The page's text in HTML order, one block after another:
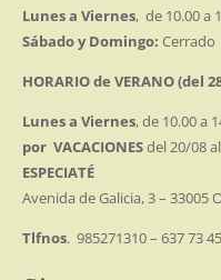
Lunes a Viernes, de 10.00 a
Sábado y Domingo: Cerrado
HORARIO de VERANO (del
Lunes a Viernes, de 10.00 a
por VACACIONESdel 20/08
ESPECIATÉ
Avenida de Galicia, 3 – 33005
Tlfnos. 985271310 – 637 73